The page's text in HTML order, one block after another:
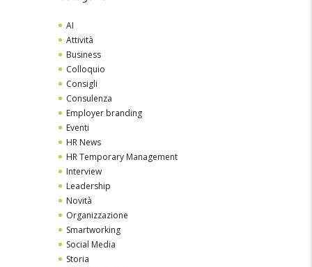
AI
Attività
Business
Colloquio
Consigli
Consulenza
Employer branding
Eventi
HR News
HR Temporary Management
Interview
Leadership
Novità
Organizzazione
Smartworking
Social Media
Storia